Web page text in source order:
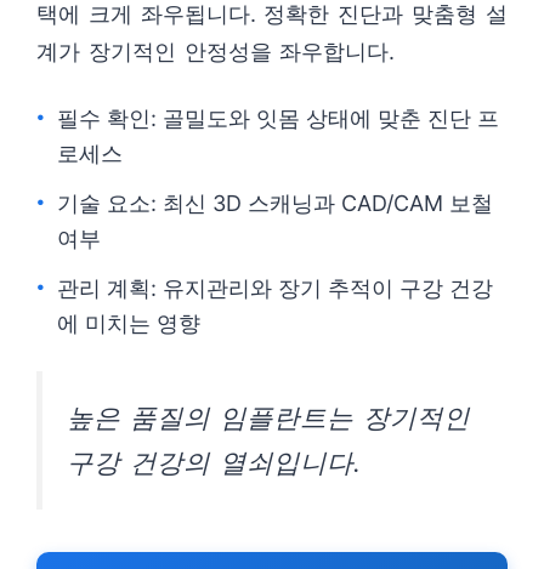
택에 크게 좌우됩니다. 정확한 진단과 맞춤형 설
계가 장기적인 안정성을 좌우합니다.
필수 확인: 골밀도와 잇몸 상태에 맞춘 진단 프
로세스
기술 요소: 최신 3D 스캐닝과 CAD/CAM 보철
여부
관리 계획: 유지관리와 장기 추적이 구강 건강
에 미치는 영향
높은 품질의 임플란트는 장기적인
구강 건강의 열쇠입니다.